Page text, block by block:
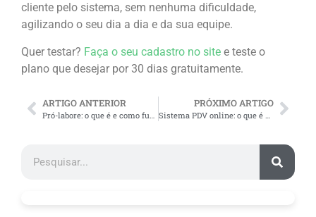
cliente pelo sistema, sem nenhuma dificuldade,
agilizando o seu dia a dia e da sua equipe.
Quer testar? Faça o seu cadastro no site e teste o
plano que desejar por 30 dias gratuitamente.
ARTIGO ANTERIOR PRÓXIMO ARTIGO